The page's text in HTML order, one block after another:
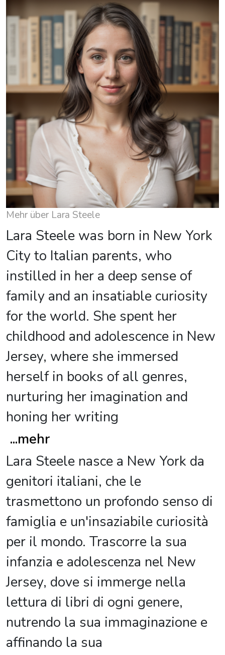
Mehr über Lara Steele
Lara Steele was born in New York
City to Italian parents, who
instilled in her a deep sense of
family and an insatiable curiosity
for the world. She spent her
childhood and adolescence in New
Jersey, where she immersed
herself in books of all genres,
nurturing her imagination and
honing her writing
...mehr
Lara Steele nasce a New York da
genitori italiani, che le
trasmettono un profondo senso di
famiglia e un'insaziabile curiosità
per il mondo. Trascorre la sua
infanzia e adolescenza nel New
Jersey, dove si immerge nella
lettura di libri di ogni genere,
nutrendo la sua immaginazione e
affinando la sua